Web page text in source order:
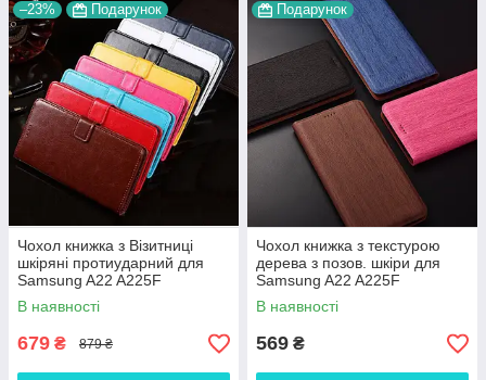
–23% Подарунок
Чохол книжка з Візитниці
шкіряні протиударний для
Samsung A22 A225F
"BENTYAGA"
В наявності
679 ₴ 879 ₴
Подарунок
Чохол книжка з текстурою
дерева з позов. шкіри для
Samsung A22 A225F
"WOODER"
В наявності
569 ₴